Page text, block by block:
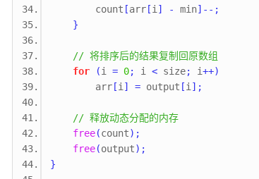
        count
[arr[i ] - min]--;
}
// 将排序后的结果复制回原数组
for
(i = 0; i < size; i++)
        arr
[i ] = output [i ];
// 释放动态分配的内存
free(count);
free(output);
}